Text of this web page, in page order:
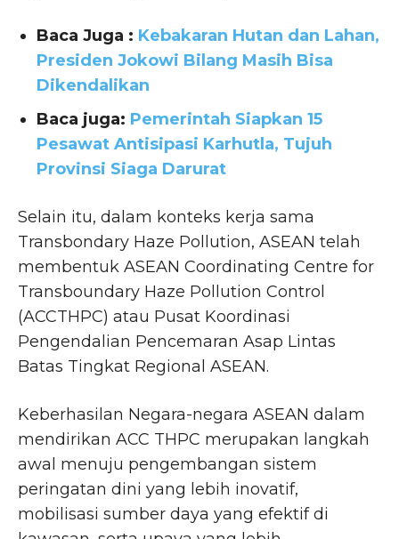
Baca Juga : Kebakaran Hutan dan Lahan,
Presiden Jokowi Bilang Masih Bisa
Dikendalikan
Baca juga: Pemerintah Siapkan 15
Pesawat Antisipasi Karhutla, Tujuh
Provinsi Siaga Darurat
Selain itu, dalam konteks kerja sama
Transbondary Haze Pollution, ASEAN telah
membentuk ASEAN Coordinating Centre for
Transboundary Haze Pollution Control
(ACCTHPC) atau Pusat Koordinasi
Pengendalian Pencemaran Asap Lintas
Batas Tingkat Regional ASEAN.
Keberhasilan Negara-negara ASEAN dalam
mendirikan ACC THPC merupakan langkah
awal menuju pengembangan sistem
peringatan dini yang lebih inovatif,
mobilisasi sumber daya yang efektif di